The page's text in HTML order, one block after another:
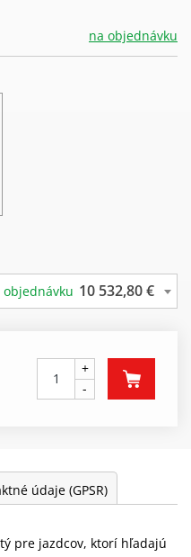
na objednávku
objednávku 10 532,80 €
+
-
údaje (GPSR)
pre jazdcov, ktorí hľadajú